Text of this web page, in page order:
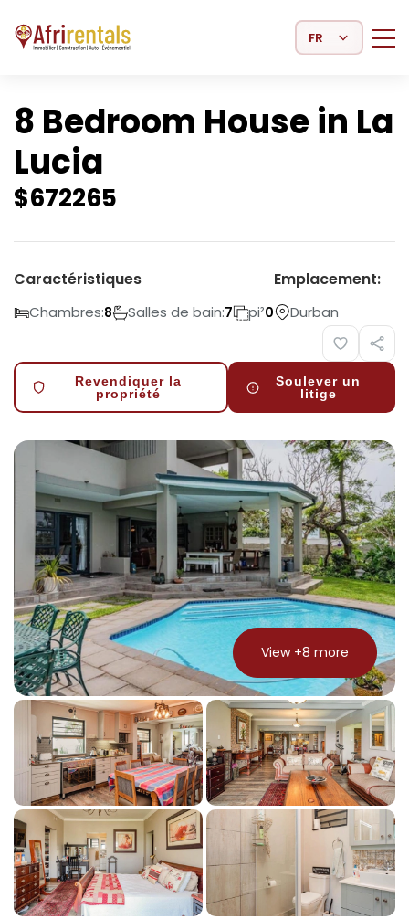
Select Language
8 Bedroom House in La
Lucia
$672265
Caractéristiques
Chambres:8 Salles de bain:7 pi²0
Emplacement:
Durban
Revendiquer la
propriété
Soulever un
litige
View +8 more